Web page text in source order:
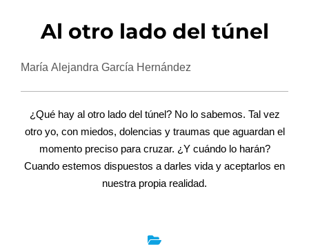
Al otro lado del túnel
María Alejandra García Hernández
¿Qué hay al otro lado del túnel? No lo sabemos. Tal vez
otro yo, con miedos, dolencias y traumas que aguardan el
momento preciso para cruzar. ¿Y cuándo lo harán?
Cuando estemos dispuestos a darles vida y aceptarlos en
nuestra propia realidad.